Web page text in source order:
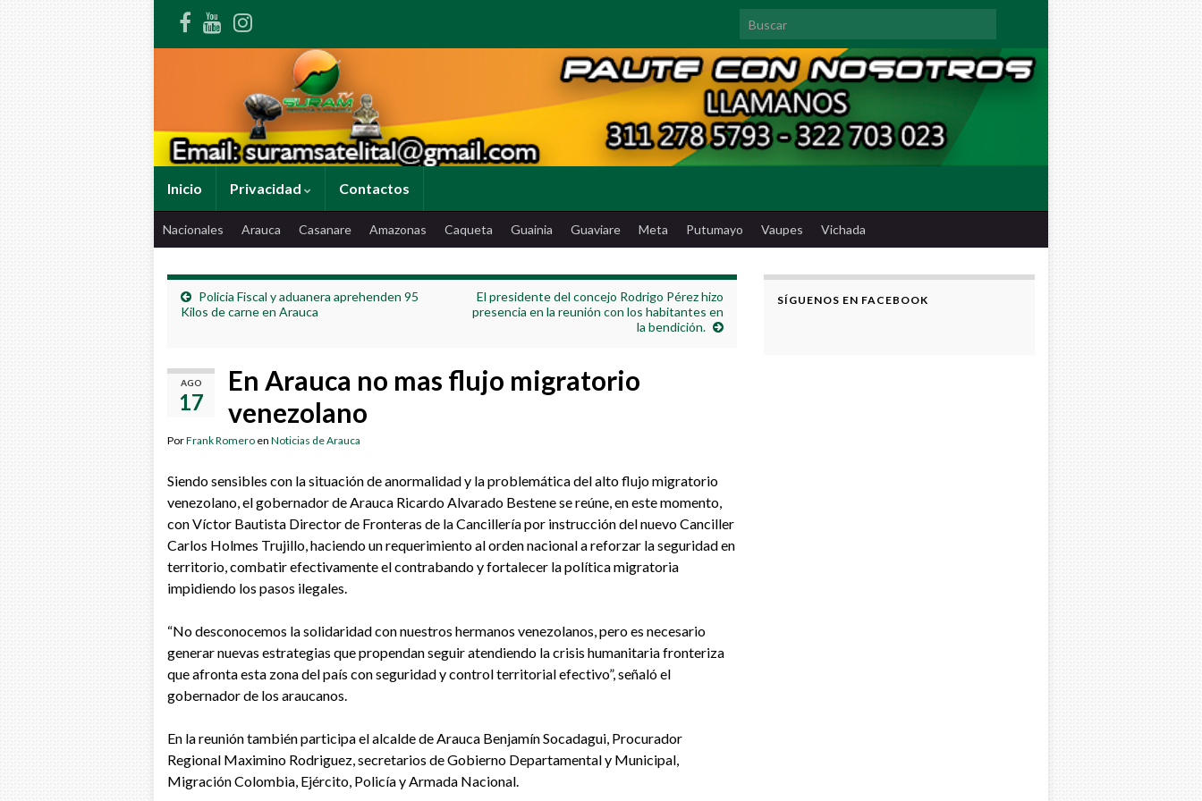
Search for:
Inicio Privacidad Contactos
Nacionales Arauca Casanare Amazonas Caqueta Guainia Guaviare Meta Putumayo Vaupes Vichada
Policia Fiscal y aduanera aprehenden 95
Kilos de carne en Arauca
El presidente del concejo Rodrigo Pérez hizo
presencia en la reunión con los habitantes en
la bendición.
AGO
17
En Arauca no mas flujo migratorio
venezolano
PorFrank Romero en Noticias de Arauca
Siendo sensibles con la situación de anormalidad y la problemática del alto flujo migratorio
venezolano, el gobernador de Arauca Ricardo Alvarado Bestene se reúne, en este momento,
con Víctor Bautista Director de Fronteras de la Cancillería por instrucción del nuevo Canciller
Carlos Holmes Trujillo, haciendo un requerimiento al orden nacional a reforzar la seguridad en
territorio, combatir efectivamente el contrabando y fortalecer la política migratoria
impidiendo los pasos ilegales.
“No desconocemos la solidaridad con nuestros hermanos venezolanos, pero es necesario
generar nuevas estrategias que propendan seguir atendiendo la crisis humanitaria fronteriza
que afronta esta zona del país con seguridad y control territorial efectivo”, señaló el
gobernador de los araucanos.
En la reunión también participa el alcalde de Arauca Benjamín Socadagui, Procurador
Regional Maximino Rodriguez, secretarios de Gobierno Departamental y Municipal,
Migración Colombia, Ejército, Policía y Armada Nacional.
SÍGUENOS EN FACEBOOK